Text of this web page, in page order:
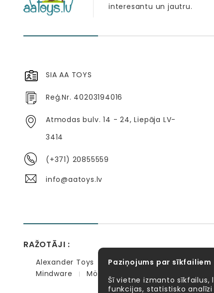
interesantu un jautru.
SIA AA TOYS
Reģ.Nr. 40203194016
Atmodas bulv. 14 - 24, Liepāja LV-
3414
(+371) 20855559
info@aatoys.lv
RAŽOTĀJI :
Alexander Toys APLI kids Bibio
Mindware
Möbi
Paziņojums par sīkfailiem
Šī vietne izmanto
funkcijas, statistisko